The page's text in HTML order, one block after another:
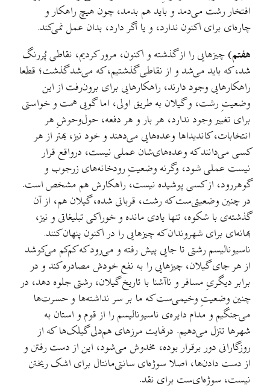
افتخار رشت می‌دمد و باید هم بدمد، چون هیچ راهکار و
چاره‌ای برای اکنون ندارد، و یا اگر دارد، بدان عمل نمی‌کند.
هفتم)چیزهایی را از گذشته و اکنون، مرور کردیم، نقاطی پُررنگ
شد، که باید می‌شد و از نقاطی گذشتیم، که می‌شد گذشت؛ قطعا‌
راهکارهایی وجود دارند، راهکارهایی برای برون‌رفت از این
وضعیتِ رشت، و گیلان به طریق اولی، اما گویی همت و خواستی
برای تغییر وجود ندارد، هر بار و هر دفعه، حول‌وحوشِ هر
انتخابات، کاندیداها وعده‌هایی می‌دهند و خود نیز، بهتر از هر
کسی می‌دانند که وعده‌های‌شان عملی نیست، درواقع قرار
نیست عملی شود، وگرنه وضعیتِ رودخانه‌های زرجوب و
گوهررود، از کسی پوشیده نیست، راهکارش هم مشخص است.
در چنین وضعیتی‌ست که رشت، قربانی شده، گیلان هم، از آن
گذشته‌ی با شکوه، تنها یادی مانده و خوراکی تبلیغاتی و نیز،‌
بهانه‌ای برای شهروندان که چیزهایی را در اکنون پنهان کنند.
ناسیونالیسم رشتی تا جایی پیش رفته و می‌رود که کم‌کم می‌کوشد
از هر جای گیلان، چیزهایی را به نفع خودش مصادره کند و در
برابر دیگریِ مسافر و ناآشنا با تاریخ گیلان، رشتی جلوه دهد، در
چنین وضعیتِ وخیمی‌ست که ما بر سر نداشته‌ها و حسرت‌ها
می‌جنگیم و مدام دایره‌ی ناسیونالیسم را از قوم و استان به
شهرها تنزل می‌دهیم. درنهایت مرزهای هم‌دلی گیلک‌ها که از
روزگارانی دور برقرار بوده،‌ مخدوش می‌شود، این از دست رفتن و
از دست دادن‌ها، اصلا سوژه‌ای سانتی‌مانتال برای اشک ریختن
نیست، سوژه‌ای‌ست برای نقد.